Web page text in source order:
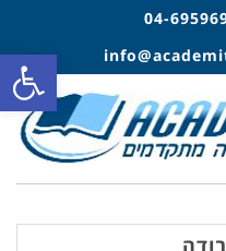
04-
פתח